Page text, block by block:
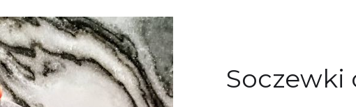
Soczewki